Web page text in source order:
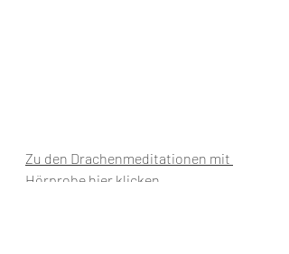
Zu den Drachenmeditationen mit
Hörprobe hier klicken.